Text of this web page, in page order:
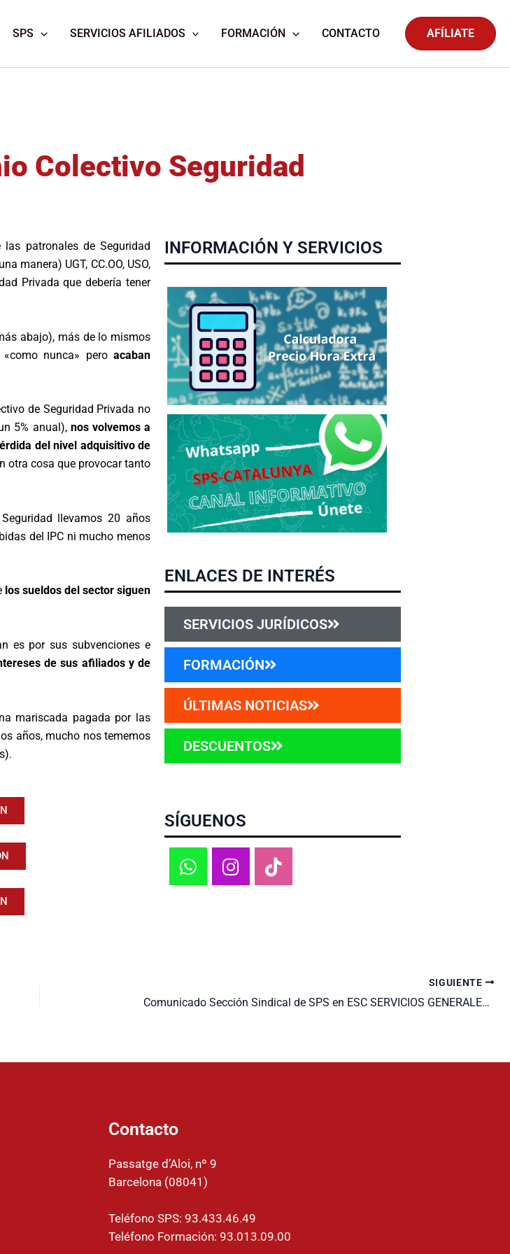
SPS SERVICIOS AFILIADOS FORMACIÓN CONTACTO AFÍLIATE
Colectivo Seguridad
patronales de Seguridad
manera) UGT, CC.OO, USO,
Privada que debería tener
abajo), más de lo mismos
nunca» pero acaban
de Seguridad Privada no
5% anual), nos volvemos a
del nivel adquisitivo de
otra cosa que provocar tanto
llevamos 20 años
del IPC ni mucho menos
los sueldos del sector siguen
es por sus subvenciones e
de sus afiliados y de
mariscada pagada por las
años, mucho nos tememos
INFORMACIÓN Y SERVICIOS
ENLACES DE INTERÉS
SERVICIOS JURÍDICOS
FORMACIÓN
ÚLTIMAS NOTICIAS
DESCUENTOS
SÍGUENOS
SIGUIENTE
Comunicado Sección Sindical de SPS en ESC SERVICIOS GENERALES, S.L.
Contacto
Passatge d’Aloi, nº 9
Barcelona (08041)
Teléfono SPS: 93.433.46.49
Teléfono Formación: 93.013.09.00